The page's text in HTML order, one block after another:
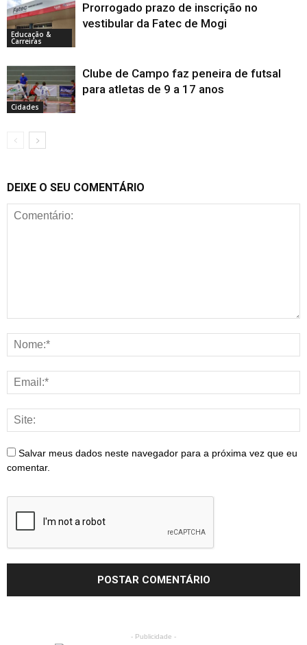
Educação &
Carreiras
Prorrogado prazo de inscrição no
vestibular da Fatec de Mogi
Cidades
Clube de Campo faz peneira de futsal
para atletas de 9 a 17 anos
DEIXE O SEU COMENTÁRIO
Salvar meus dados neste navegador para a próxima vez que eu
comentar.
- Publicidade -